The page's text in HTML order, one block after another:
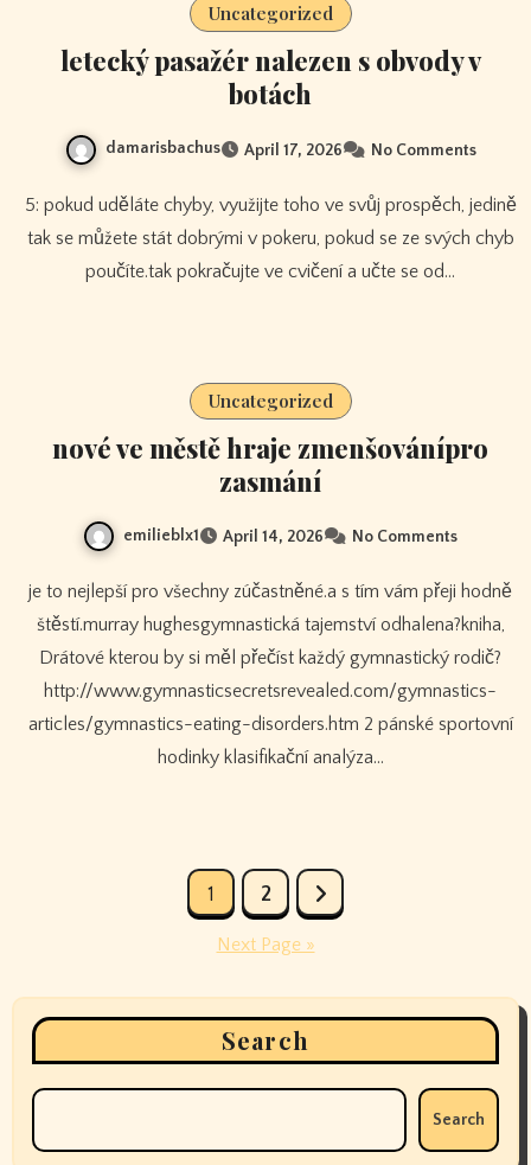
Uncategorized
letecký pasažér nalezen s obvody v
botách
damarisbachus April 17, 2026 No Comments
5: pokud uděláte chyby, využijte toho ve svůj prospěch, jedině
tak se můžete stát dobrými v pokeru, pokud se ze svých chyb
poučíte.tak pokračujte ve cvičení a učte se od…
Uncategorized
nové ve městě hraje zmenšovánípro
zasmání
emilieblx1 April 14, 2026 No Comments
je to nejlepší pro všechny zúčastněné.a s tím vám přeji hodně
štěstí.murray hughesgymnastická tajemství odhalena?kniha,
Drátové kterou by si měl přečíst každý gymnastický rodič?
http://www.gymnasticsecretsrevealed.com/gymnastics-
articles/gymnastics-eating-disorders.htm 2 pánské sportovní
hodinky klasifikační analýza…
1 2
Next Page »
Search
Search